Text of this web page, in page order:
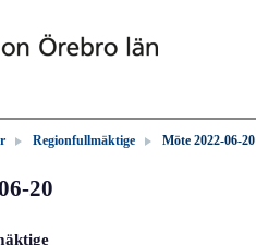
Regionfullmäktige Möte 2022-06-20
20